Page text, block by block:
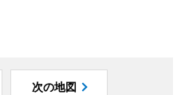
次の地図